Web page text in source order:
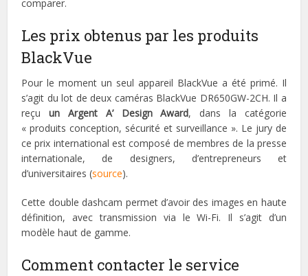
comparer.
Les prix obtenus par les produits
BlackVue
Pour le moment un seul appareil BlackVue a été primé. Il
s’agit du lot de deux caméras BlackVue DR650GW-2CH. Il a
reçuun Argent A’ Design Award, dans la catégorie
« produits conception, sécurité et surveillance ». Le jury de
ce prix international est composé de membres de la presse
internationale, de designers, d’entrepreneurs et
d’universitaires (source).
Cette double dashcam permet d’avoir des images en haute
définition, avec transmission via le Wi-Fi. Il s’agit d’un
modèle haut de gamme.
Comment contacter le service